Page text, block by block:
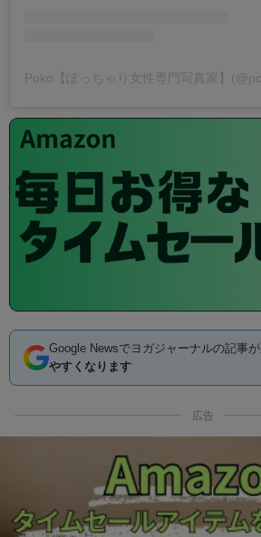
Google Newsでヨガジャーナルの記事が
やすくなります
広告